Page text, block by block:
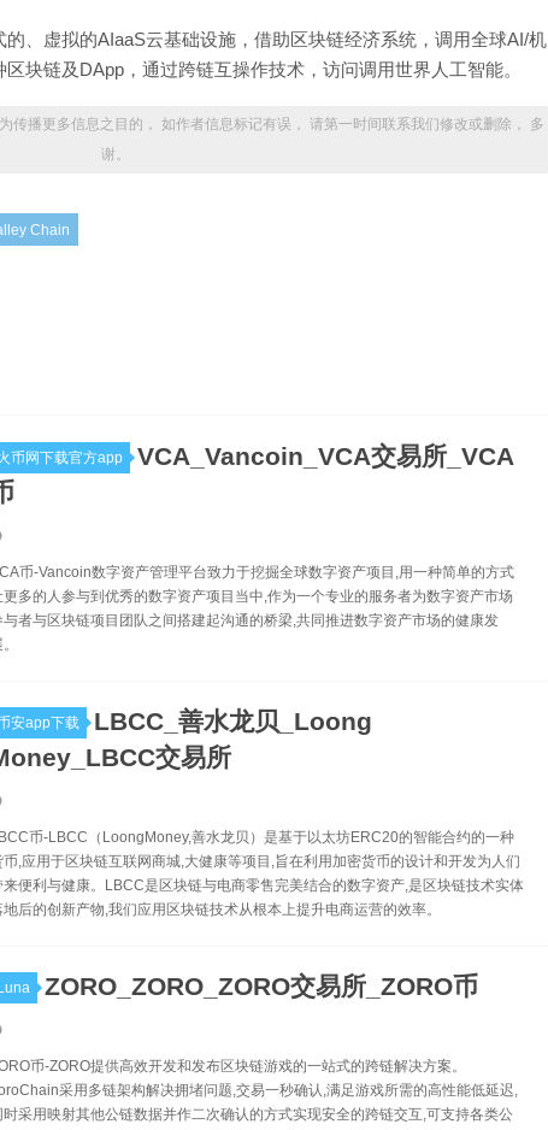
、虚拟的AIaaS云基础设施，借助区块链经济系统，调用全球AI/机
块链及DApp，通过跨链互操作技术，访问调用世界人工智能。
传播更多信息之目的， 如作者信息标记有误， 请第一时间联系我们修改或删除， 多
谢。
Chain
币网下载官方app
VCA_Vancoin_VCA交易所_VCA
币-Vancoin数字资产管理平台致力于挖掘全球数字资产项目,用一种简单的方式
更多的人参与到优秀的数字资产项目当中,作为一个专业的服务者为数字资产市场
与者与区块链项目团队之间搭建起沟通的桥梁,共同推进数字资产市场的健康发
安app下载
LBCC_善水龙贝_Loong
交易所
币-LBCC（LoongMoney,善水龙贝）是基于以太坊ERC20的智能合约的一种
币,应用于区块链互联网商城,大健康等项目,旨在利用加密货币的设计和开发为人们
来便利与健康。LBCC是区块链与电商零售完美结合的数字资产,是区块链技术实体
地后的创新产物,我们应用区块链技术从根本上提升电商运营的效率。
Luna ZORO_ZORO_ZORO交易所_ZORO币
币-ZORO提供高效开发和发布区块链游戏的一站式的跨链解决方案。
采用多链架构解决拥堵问题,交易一秒确认,满足游戏所需的高性能低延迟,
时采用映射其他公链数据并作二次确认的方式实现安全的跨链交互,可支持各类公